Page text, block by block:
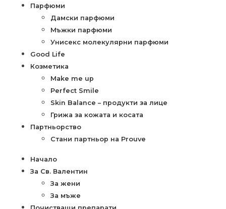
Парфюми
Дамски парфюми
Мъжки парфюми
Унисекс молекулярни парфюми
Good Life
Козметика
Make me up
Perfect Smile
Skin Balance – продукти за лице
Грижа за кожата и косата
Партньорство
Стани партньор на Prouve
Начало
За Св. Валентин
За жени
За мъже